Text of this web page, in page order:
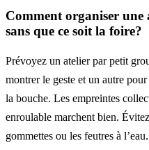
Comment organiser une
sans que ce soit la foire?
Prévoyez un atelier par petit
montrer le geste et un autre
la bouche. Les empreintes
enroulable marchent bien.
gommettes ou les feutres à l’eau.